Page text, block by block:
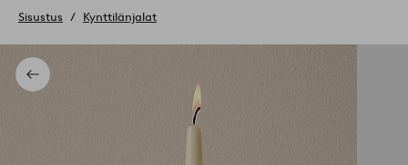
aloitussivulle
Takaisin
Sisustus Kynttilänjalat